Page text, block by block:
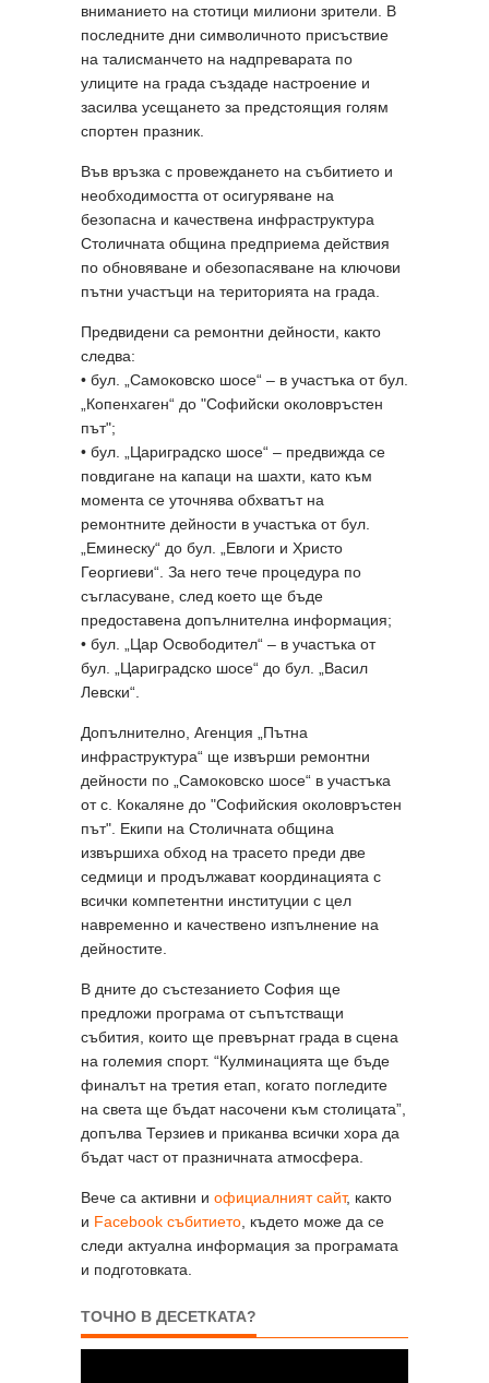
вниманието на стотици милиони зрители. В
последните дни символичното присъствие
на талисманчето на надпреварата по
улиците на града създаде настроение и
засилва усещането за предстоящия голям
спортен празник.
Във връзка с провеждането на събитието и
необходимостта от осигуряване на
безопасна и качествена инфраструктура
Столичната община предприема действия
по обновяване и обезопасяване на ключови
пътни участъци на територията на града.
Предвидени са ремонтни дейности, както
следва:
• бул. „Самоковско шосе“ – в участъка от бул.
„Копенхаген“ до "Софийски околовръстен
път";
• бул. „Цариградско шосе“ – предвижда се
повдигане на капаци на шахти, като към
момента се уточнява обхватът на
ремонтните дейности в участъка от бул.
„Еминеску“ до бул. „Евлоги и Христо
Георгиеви“. За него тече процедура по
съгласуване, след което ще бъде
предоставена допълнителна информация;
• бул. „Цар Освободител“ – в участъка от
бул. „Цариградско шосе“ до бул. „Васил
Левски“.
Допълнително, Агенция „Пътна
инфраструктура“ ще извърши ремонтни
дейности по „Самоковско шосе“ в участъка
от с. Кокаляне до "Софийския околовръстен
път". Екипи на Столичната община
извършиха обход на трасето преди две
седмици и продължават координацията с
всички компетентни институции с цел
навременно и качествено изпълнение на
дейностите.
В дните до състезанието София ще
предложи програма от съпътстващи
събития, които ще превърнат града в сцена
на големия спорт. “Кулминацията ще бъде
финалът на третия етап, когато погледите
на света ще бъдат насочени към столицата”,
допълва Терзиев и приканва всички хора да
бъдат част от празничната атмосфера.
Вече са активни и официалният сайт, както
и Facebook събитието , където може да се
следи актуална информация за програмата
и подготовката.
ТОЧНО В ДЕСЕТКАТА?